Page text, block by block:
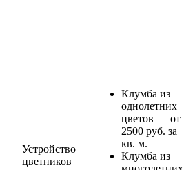
Устройство
цветников
Клумба из
однолетних
цветов — от
2500 руб. за
кв. м.
Клумба из